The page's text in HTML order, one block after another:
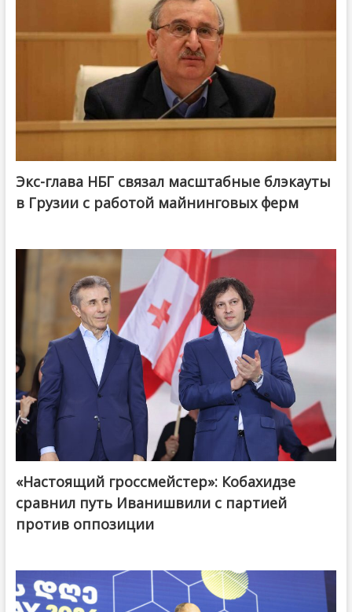
Экс-глава НБГ связал масштабные блэкауты
в Грузии с работой майнинговых ферм
@ქართული ოცნება / Georgian Dream
«Настоящий гроссмейстер»: Кобахидзе
сравнил путь Иванишвили с партией
против оппозиции